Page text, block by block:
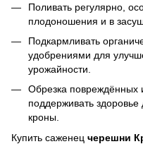
Поливать регулярно,
плодоношения и в
Подкармливать
удобрениями для
урожайности.
Обрезка повреждённых
поддерживать
кроны.
Купить саженец черешни